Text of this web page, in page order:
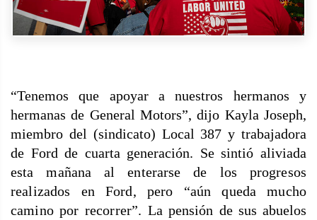
“Tenemos que apoyar a nuestros hermanos y
hermanas de General Motors”, dijo Kayla Joseph,
miembro del (sindicato) Local 387 y trabajadora
de Ford de cuarta generación. Se sintió aliviada
esta mañana al enterarse de los progresos
realizados en Ford, pero “aún queda mucho
camino por recorrer”. Lapensión de sus abuelos